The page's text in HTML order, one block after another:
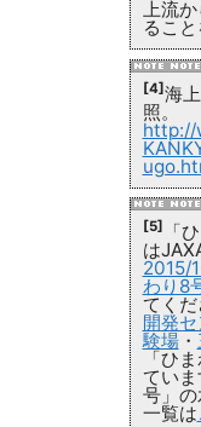
上流
ること
[4]海
照。
http://
[5] 「
は
2015/
わり8
てくだ
開発
験場・
「ひ
てい
号」
一覧は